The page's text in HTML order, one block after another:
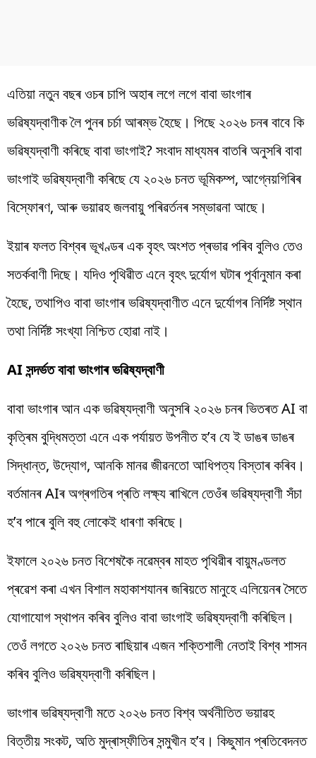
এতিয়া নতুন বছৰ ওচৰ চাপি অহাৰ লগে লগে বাবা ভাংগাৰ
ভৱিষ্যদ্বাণীক লৈ পুনৰ চৰ্চা আৰম্ভ হৈছে। পিছে ২০২৬ চনৰ বাবে কি
ভৱিষ্যদ্বাণী কৰিছে বাবা ভাংগাই? সংবাদ মাধ্যমৰ বাতৰি অনুসৰি বাবা
ভাংগাই ভৱিষ্যদ্বাণী কৰিছে যে ২০২৬ চনত ভূমিকম্প, আগ্নেয়গিৰিৰ
বিস্ফোৰণ, আৰু ভয়াৱহ জলবায়ু পৰিৱৰ্তনৰ সম্ভাৱনা আছে।
ইয়াৰ ফলত বিশ্বৰ ভূখণ্ডৰ এক বৃহৎ অংশত প্ৰভাৱ পৰিব বুলিও তেও
সতৰ্কবাণী দিছে। যদিও পৃথিৱীত এনে বৃহৎ দুৰ্যোগ ঘটাৰ পূৰ্বানুমান কৰা
হৈছে, তথাপিও বাবা ভাংগাৰ ভৱিষ্যদ্বাণীত এনে দুৰ্যোগৰ নিৰ্দিষ্ট স্থান
তথা নিৰ্দিষ্ট সংখ্যা নিশ্চিত হোৱা নাই।
AI সন্দৰ্ভত বাবা ভাংগাৰ ভৱিষ্যদ্বাণী
বাবা ভাংগাৰ আন এক ভৱিষ্যদ্বাণী অনুসৰি ২০২৬ চনৰ ভিতৰত AI বা
কৃত্ৰিম বুদ্ধিমত্তা এনে এক পৰ্যায়ত উপনীত হ’ব যে ই ডাঙৰ ডাঙৰ
সিদ্ধান্ত, উদ্যোগ, আনকি মানৱ জীৱনতো আধিপত্য বিস্তাৰ কৰিব।
বৰ্তমানৰ AIৰ অগ্ৰগতিৰ প্ৰতি লক্ষ্য ৰাখিলে তেওঁৰ ভৱিষ্যদ্বাণী সঁচা
হ’ব পাৰে বুলি বহু লোকেই ধাৰণা কৰিছে।
ইফালে ২০২৬ চনত বিশেষকৈ নৱেম্বৰ মাহত পৃথিৱীৰ বায়ুমণ্ডলত
প্ৰৱেশ কৰা এখন বিশাল মহাকাশযানৰ জৰিয়তে মানুহে এলিয়েনৰ সৈতে
যোগাযোগ স্থাপন কৰিব বুলিও বাবা ভাংগাই ভৱিষ্যদ্বাণী কৰিছিল।
তেওঁ লগতে ২০২৬ চনত ৰাছিয়াৰ এজন শক্তিশালী নেতাই বিশ্ব শাসন
কৰিব বুলিও ভৱিষ্যদ্বাণী কৰিছিল।
ভাংগাৰ ভৱিষ্যদ্বাণী মতে ২০২৬ চনত বিশ্ব অৰ্থনীতিত ভয়াৱহ
বিত্তীয় সংকট, অতি মুদ্ৰাস্ফীতিৰ সন্মুখীন হ’ব। কিছুমান প্ৰতিবেদনত